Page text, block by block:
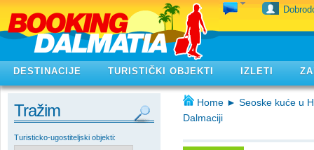
DESTINACIJE TURISTIČKI OBJEKTI IZLETI
Tražim
Turisticko-ugostiteljski objekti:
Home ► Seoske kuće u
Dalmaciji